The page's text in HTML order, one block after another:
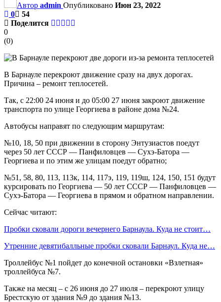
Автор admin Опубликовано Июн 23, 2022
0
54
Поделится
0
(0)
В Барнауле перекроют движение сразу на двух дорогах.
Причина – ремонт теплосетей.
Так, с 22:00 24 июня и до 05:00 27 июня закроют движение
транспорта по улице Георгиева в районе дома №24.
Автобусы направят по следующим маршрутам:
№10, 18, 50 при движении в сторону Энтузиастов поедут
через 50 лет СССР — Панфиловцев — Сухэ-Батора —
Георгиева и по этим же улицам поедут обратно;
№51, 58, 80, 113, 113к, 114, 117э, 119, 119ш, 124, 150, 151 будут
курсировать по Георгиева — 50 лет СССР — Панфиловцев —
Сухэ-Батора — Георгиева в прямом и обратном направлении.
Сейчас читают:
Пробки сковали дороги вечернего Барнаула. Куда не стоит…
Утренние девятибалльные пробки сковали Барнаул. Куда не…
Троллейбус №1 пойдет до конечной остановки «Взлетная»
троллейбуса №7.
Также на месяц – с 26 июня до 27 июля – перекроют улицу
Брестскую от здания №9 до здания №13.